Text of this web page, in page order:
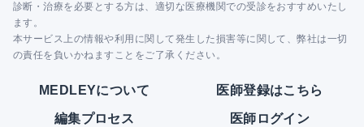
診断・治療を必要とする方は、適切な医療機関での受診をおすすめいたし
ます。
本サービス上の情報や利用に関して発生した損害等に関して、弊社は一切
の責任を負いかねますことをご了承ください。
MEDLEYについて 医師登録はこちら
編集プロセス 医師ログイン